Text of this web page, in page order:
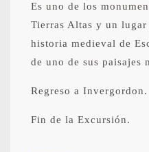
Es uno de los
Tierras Altas y un
historia medieval de
de uno de sus paisajes
Regreso a Invergordon.
Fin de la Excursión.